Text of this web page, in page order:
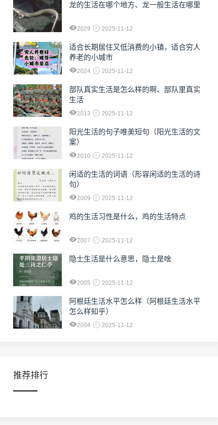
龙的生活在哪个地方、龙一般生活在哪里
2029 2025-11-12
适合长期居住又低消费的小镇，适合穷人
养老的小城市
2024 2025-11-12
部队真实生活是怎么样的啊、部队里真实
生活
2013 2025-11-12
阳光生活的句子唯美短句（阳光生活的文
案）
2010 2025-11-12
闲适的生活的词语（形容闲适的生活的诗
句）
2009 2025-11-12
鸡的生活习性是什么，鸡的生活特点
2007 2025-11-12
隐士生活是什么意思，隐士是啥
2005 2025-11-12
阿根廷生活水平怎么样（阿根廷生活水平
怎么样知乎）
2004 2025-11-12
推荐排行